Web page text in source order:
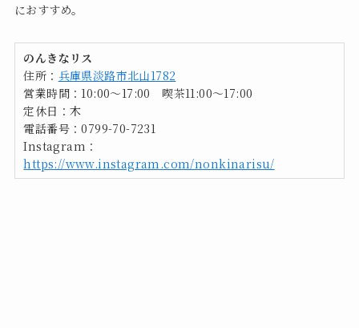
におすすめ。
のんきなリス
住所： 兵庫県淡路市北山1782
営業時間：10:00～17:00 喫茶11:00〜17:00
定休日：木
電話番号：0799-70-7231
Instagram：
https://www.instagram.com/nonkinarisu/